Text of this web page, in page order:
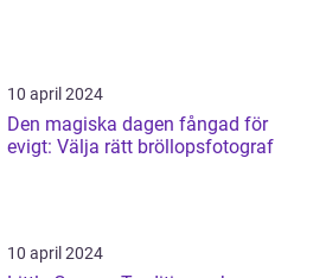
10 april 2024
Den magiska dagen fångad för
evigt: Välja rätt bröllopsfotograf
10 april 2024